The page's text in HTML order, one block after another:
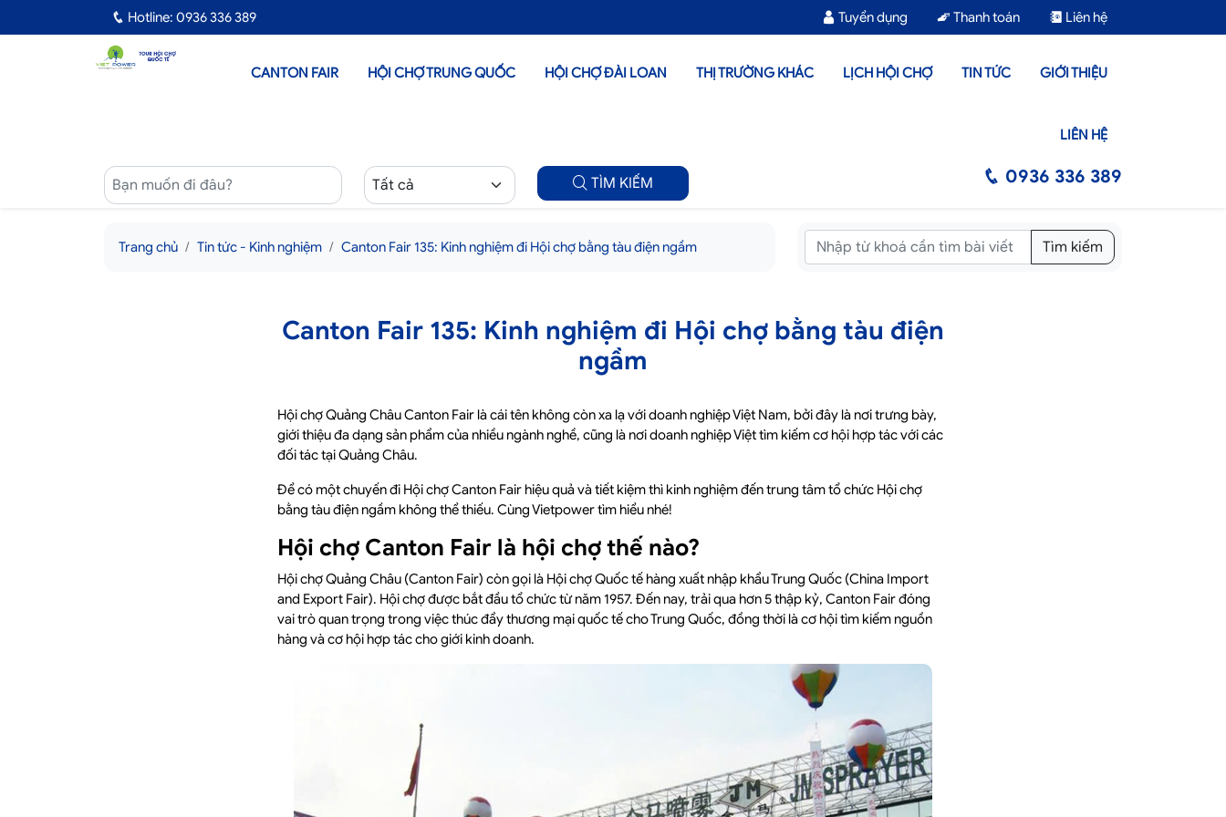
Hotline: 0936 336 389 Tuyển dụng Thanh toán Liên hệ
CANTON FAIR HỘI CHỢ TRUNG QUỐC HỘI CHỢ ĐÀI LOAN THỊ TRƯỜNG KHÁC LỊCH HỘI CHỢ TIN TỨC GIỚI THIỆU
LIÊN HỆ
TÌM KIẾM 0936 336 389
Trang chủ Tin tức - Kinh nghiệm Canton Fair 135: Kinh nghiệm đi Hội chợ bằng tàu điện ngầm Tìm kiếm
Canton Fair 135: Kinh nghiệm đi Hội chợ bằng tàu điện
ngầm
Hội chợ Quảng Châu Canton Fair là cái tên không còn xa lạ với doanh nghiệp Việt Nam, bởi đây là nơi trưng bày,
giới thiệu đa dạng sản phẩm của nhiều ngành nghề, cũng là nơi doanh nghiệp Việt tìm kiếm cơ hội hợp tác với các
đối tác tại Quảng Châu.
Để có một chuyến đi Hội chợ Canton Fair hiệu quả và tiết kiệm thì kinh nghiệm đến trung tâm tổ chức Hội chợ
bằng tàu điện ngầm không thể thiếu. Cùng Vietpower tìm hiểu nhé!
Hội chợ Canton Fair là hội chợ thế nào?
Hội chợ Quảng Châu (Canton Fair) còn gọi là Hội chợ Quốc tế hàng xuất nhập khẩu Trung Quốc (China Import
and Export Fair). Hội chợ được bắt đầu tổ chức từ năm 1957. Đến nay, trải qua hơn 5 thập kỷ, Canton Fair đóng
vai trò quan trọng trong việc thúc đẩy thương mại quốc tế cho Trung Quốc, đồng thời là cơ hội tìm kiếm nguồn
hàng và cơ hội hợp tác cho giới kinh doanh.